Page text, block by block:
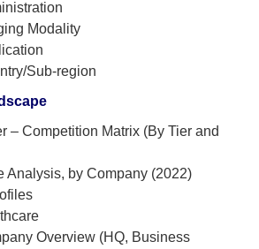
Modality
Sub-region
– Competition Matrix (By Tier and
by Company (2022)
Overview (HQ, Business